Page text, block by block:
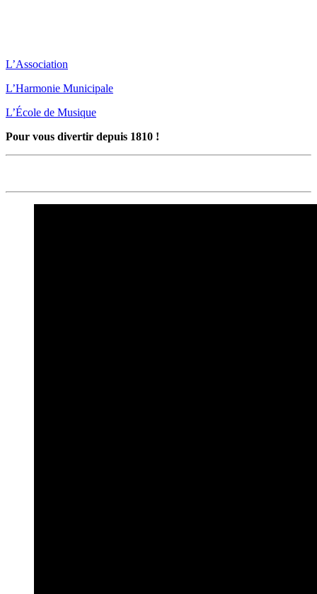
L’Association
L’Harmonie Municipale
L’École de Musique
Pour vous divertir depuis 1810 !